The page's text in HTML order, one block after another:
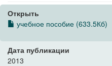
Открыть
учебное пособие (633.5Кб)
Дата публикации
2013